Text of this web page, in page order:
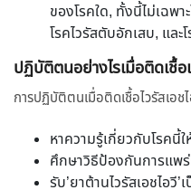
ของโรคใด, ทั้งนี้ไม่เฉพ
โรคไวรัสตับอักเสบ, และ
ปฏิบัติตนอย่างไรเมื่อติดเชื้อ
การปฏิบัติตนเมื่อติดเชื้อไวรัสเอ
หาความรู้เกี่ยวกับโรคนี้
ศึกษาวิธีป้องกันการแพ
รับ’ยาต้านไวรัสเอชไอวี